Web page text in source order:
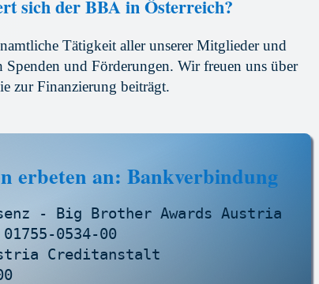
sich der BBA in Österreich?
Tätigkeit aller unserer Mitglieder und
Spenden und Förderungen. Wir freuen uns über
zur Finanzierung beiträgt.
erbeten an: Bankverbindung
- Big Brother Awards Austria
0534-00
Creditanstalt